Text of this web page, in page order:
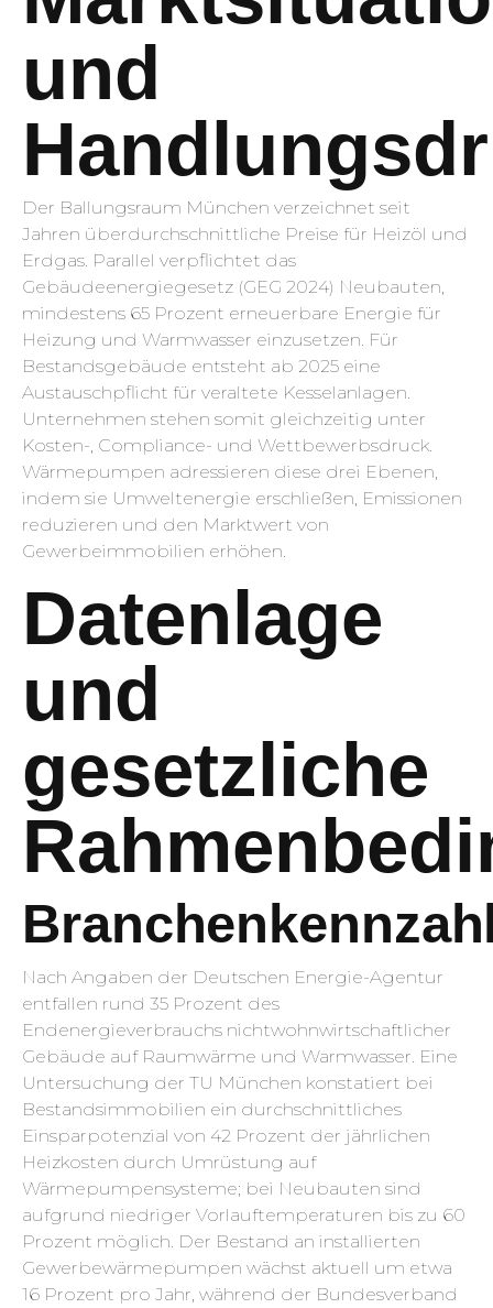
und
Der Ballungsraum München verzeichnet seit
Jahren überdurchschnittliche Preise für Heizöl und
Erdgas. Parallel verpflichtet das
Gebäudeenergiegesetz (GEG 2024) Neubauten,
mindestens 65 Prozent erneuerbare Energie für
Heizung und Warmwasser einzusetzen. Für
Bestandsgebäude entsteht ab 2025 eine
Austauschpflicht für veraltete Kesselanlagen.
Unternehmen stehen somit gleichzeitig unter
Kosten-, Compliance- und Wettbewerbsdruck.
Wärmepumpen adressieren diese drei Ebenen,
indem sie Umweltenergie erschließen, Emissionen
reduzieren und den Marktwert von
Gewerbeimmobilien erhöhen.
Datenlage
und
gesetzliche
Nach Angaben der Deutschen Energie-Agentur
entfallen rund 35 Prozent des
Endenergieverbrauchs nichtwohnwirtschaftlicher
Gebäude auf Raumwärme und Warmwasser. Eine
Untersuchung der TU München konstatiert bei
Bestandsimmobilien ein durchschnittliches
Einsparpotenzial von 42 Prozent der jährlichen
Heizkosten durch Umrüstung auf
Wärmepumpensysteme; bei Neubauten sind
aufgrund niedriger Vorlauftemperaturen bis zu 60
Prozent möglich. Der Bestand an installierten
Gewerbewärmepumpen wächst aktuell um etwa
16 Prozent pro Jahr, während der Bundesverband